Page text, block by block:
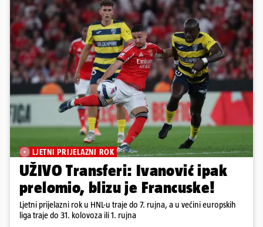
LJETNI PRIJELAZNI ROK
UŽIVO Transferi: Ivanović ipak
prelomio, blizu je Francuske!
Ljetni prijelazni rok u HNL-u traje do 7. rujna, a u većini europskih
liga traje do 31. kolovoza ili 1. rujna